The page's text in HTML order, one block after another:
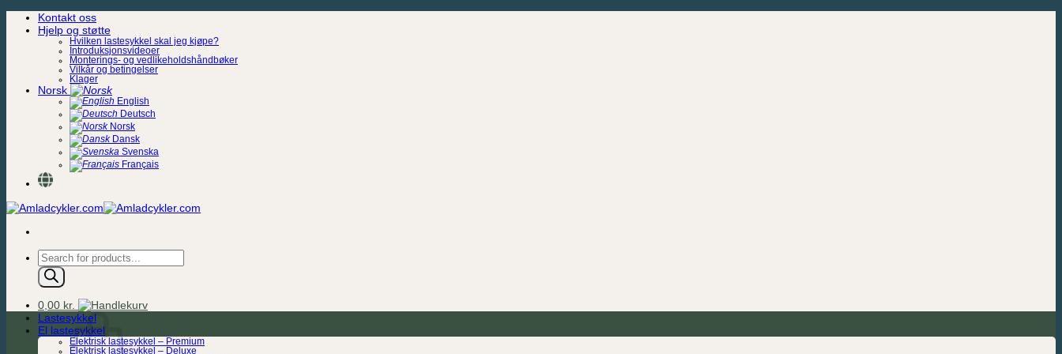
Skip
Kontakt oss
Hjelp og støtte
Hvilken lastesykkel skal jeg kjøpe?
Introduksjonsvideoer
Monterings- og vedlikeholdshåndbøker
Vilkår og betingelser
Klager
Norsk
English
Deutsch
Norsk
Dansk
Svenska
Français
Products
search
0,00 kr.
Lastesykkel
El lastesykkel
Elektrisk lastesykkel – Premium
Elektrisk lastesykkel – Deluxe